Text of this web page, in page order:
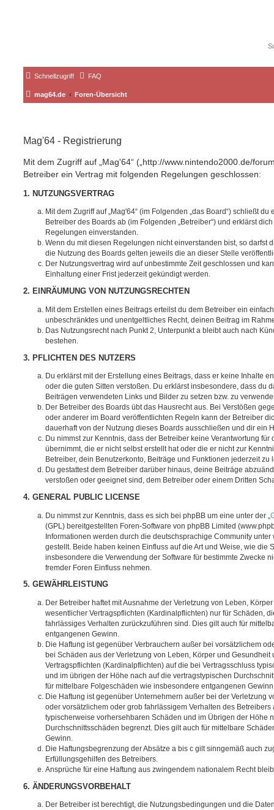
Schnellzugriff FAQ
mag64.de Foren-Übersicht
Mag'64 - Registrierung
Mit dem Zugriff auf „Mag'64“ („http://www.nintendo2000.de/
Betreiber ein Vertrag mit folgenden Regelungen geschlossen:
1. NUTZUNGSVERTRAG
Mit dem Zugriff auf „Mag'64“ (im Folgenden „das Board“) schließt
Betreiber des Boards ab (im Folgenden „Betreiber“) und erklärst
Regelungen einverstanden.
Wenn du mit diesen Regelungen nicht einverstanden bist, so darfst
die Nutzung des Boards gelten jeweils die an dieser Stelle
Der Nutzungsvertrag wird auf unbestimmte Zeit geschlossen und
Einhaltung einer Frist jederzeit gekündigt werden.
2. EINRÄUMUNG VON NUTZUNGSRECHTEN
Mit dem Erstellen eines Beitrags erteilst du dem Betreiber ein
unbeschränktes und unentgeltliches Recht, deinen Beitrag im
Das Nutzungsrecht nach Punkt 2, Unterpunkt a bleibt auch nach
bestehen.
3. PFLICHTEN DES NUTZERS
Du erklärst mit der Erstellung eines Beitrags, dass er keine Inhalte
oder die guten Sitten verstoßen. Du erklärst insbesondere, dass du
Beiträgen verwendeten Links und Bilder zu setzen bzw. zu
Der Betreiber des Boards übt das Hausrecht aus. Bei Verstößen
oder anderer im Board veröffentlichten Regeln kann der Betreiber
dauerhaft von der Nutzung dieses Boards ausschließen und dir ein
Du nimmst zur Kenntnis, dass der Betreiber keine Verantwortung für
übernimmt, die er nicht selbst erstellt hat oder die er nicht zur
Betreiber, dein Benutzerkonto, Beiträge und Funktionen jederzeit zu
Du gestattest dem Betreiber darüber hinaus, deine Beiträge
verstoßen oder geeignet sind, dem Betreiber oder einem Dritten
4. GENERAL PUBLIC LICENSE
Du nimmst zur Kenntnis, dass es sich bei phpBB um eine unter der „
(GPL) bereitgestellten Foren-Software von phpBB Limited
Informationen werden durch die deutschsprachige Community unter
gestellt. Beide haben keinen Einfluss auf die Art und Weise, wie die
insbesondere die Verwendung der Software für bestimmte Zwecke
fremder Foren Einfluss nehmen.
5. GEWÄHRLEISTUNG
Der Betreiber haftet mit Ausnahme der Verletzung von Leben,
wesentlicher Vertragspflichten (Kardinalpflichten) nur für Schäden,
fahrlässiges Verhalten zurückzuführen sind. Dies gilt auch für
entgangenen Gewinn.
Die Haftung ist gegenüber Verbrauchern außer bei vorsätzlichem
bei Schäden aus der Verletzung von Leben, Körper und
Vertragspflichten (Kardinalpflichten) auf die bei Vertragsschluss
und im übrigen der Höhe nach auf die vertragstypischen
für mittelbare Folgeschäden wie insbesondere entgangenen
Die Haftung ist gegenüber Unternehmern außer bei der Verletzung
oder vorsätzlichem oder grob fahrlässigem Verhalten des Betreibers
typischerweise vorhersehbaren Schäden und im Übrigen der Höhe
Durchschnittsschäden begrenzt. Dies gilt auch für mittelbare
Gewinn.
Die Haftungsbegrenzung der Absätze a bis c gilt sinngemäß auch
Erfüllungsgehilfen des Betreibers.
Ansprüche für eine Haftung aus zwingendem nationalem Recht
6. ÄNDERUNGSVORBEHALT
Der Betreiber ist berechtigt, die Nutzungsbedingungen und die